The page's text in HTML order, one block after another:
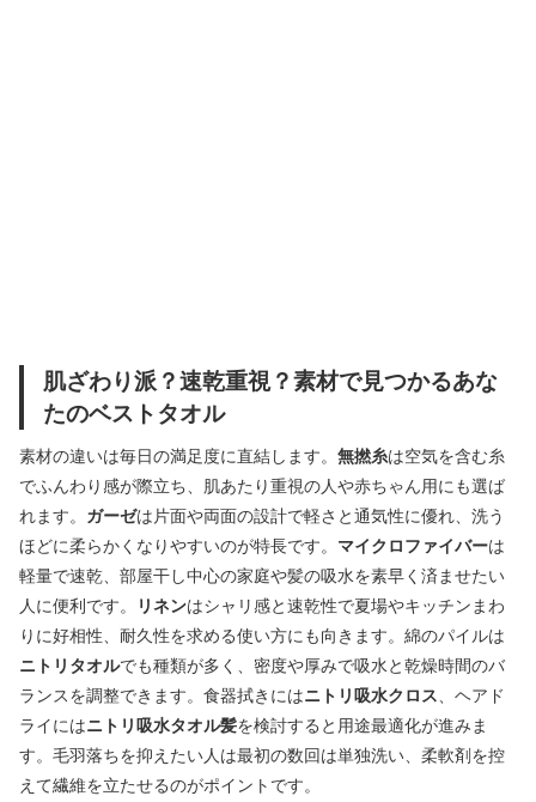
肌ざわり派？速乾重視？素材で見つかるあな
たのベストタオル
素材の違いは毎日の満足度に直結します。 無撚糸は空気を含む糸
でふんわり感が際立ち、肌あたり重視の人や赤ちゃん用にも選ば
れます。 ガーゼは片面や両面の設計で軽さと通気性に優れ、洗う
ほどに柔らかくなりやすいのが特長です。 マイクロファイバーは
軽量で速乾、部屋干し中心の家庭や髪の吸水を素早く済ませたい
人に便利です。
リネンはシャリ感と速乾性で夏場やキッチンまわ
りに好相性、耐久性を求める使い方にも向きます。綿のパイルは
ニトリタオルでも種類が多く、密度や厚みで吸水と乾燥時間のバ
ランスを調整できます。食器拭きにはニトリ吸水クロス 、ヘアド
ライにはニトリ吸水タオル髪を検討すると用途最適化が進みま
す。毛羽落ちを抑えたい人は最初の数回は単独洗い、柔軟剤を控
えて繊維を立たせるのがポイントです。